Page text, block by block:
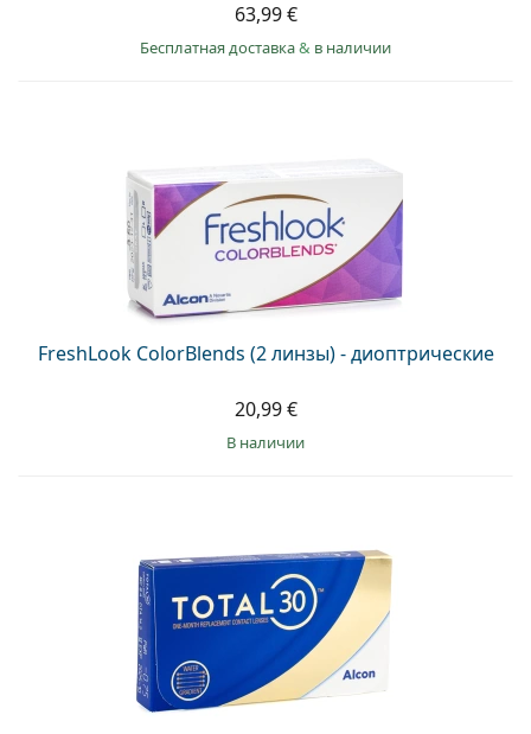
63,99 €
Бесплатная доставка& в наличии
FreshLook ColorBlends (2 линзы) - диоптрические
20,99 €
в наличии